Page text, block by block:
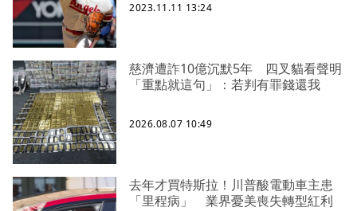
2023.11.11 13:24
慈濟遭詐10億沉默5年 四叉貓看聲明
「重點就這句」：若判有罪錢還我
2026.08.07 10:49
去年才買特斯拉！川普酸電動車主患
「里程病」 業界憂美喪失轉型紅利